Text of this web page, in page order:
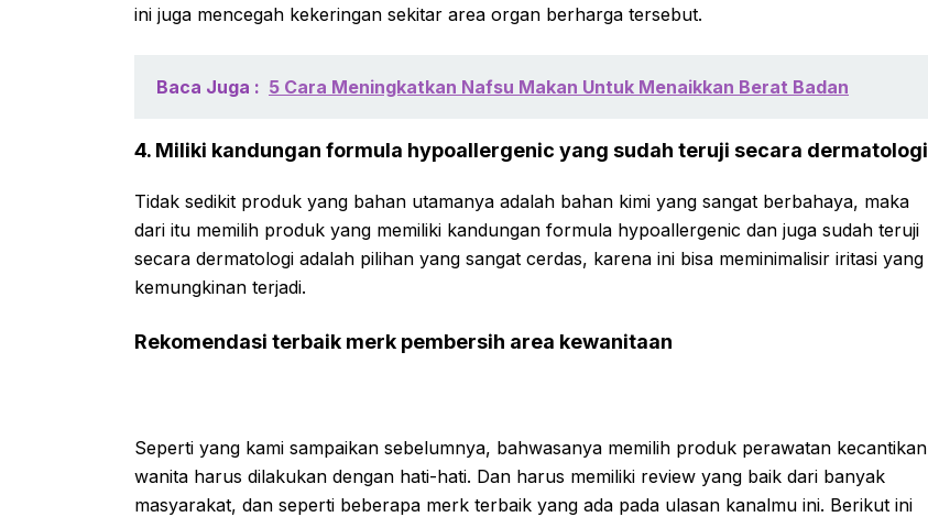
ini juga mencegah kekeringan sekitar area organ berharga tersebut.
Baca Juga : 5 Cara Meningkatkan Nafsu Makan Untuk Menaikkan Berat Badan
4. Miliki kandungan formula hypoallergenic yang sudah teruji secara dermatologi
Tidak sedikit produk yang bahan utamanya adalah bahan kimi yang sangat berbahaya, maka
dari itu memilih produk yang memiliki kandungan formula hypoallergenic dan juga sudah teruji
secara dermatologi adalah pilihan yang sangat cerdas, karena ini bisa meminimalisir iritasi yang
kemungkinan terjadi.
Rekomendasi terbaik merk pembersih area kewanitaan
Seperti yang kami sampaikan sebelumnya, bahwasanya memilih produk perawatan kecantikan
wanita harus dilakukan dengan hati-hati. Dan harus memiliki review yang baik dari banyak
masyarakat, dan seperti beberapa merk terbaik yang ada pada ulasan kanalmu ini. Berikut ini